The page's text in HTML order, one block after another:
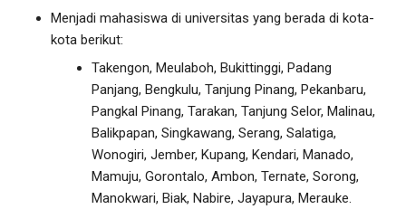
Menjadi mahasiswa di universitas yang berada di kota-
kota berikut:
Takengon, Meulaboh, Bukittinggi, Padang
Panjang, Bengkulu, Tanjung Pinang, Pekanbaru,
Pangkal Pinang, Tarakan, Tanjung Selor, Malinau,
Balikpapan, Singkawang, Serang, Salatiga,
Wonogiri, Jember, Kupang, Kendari, Manado,
Mamuju, Gorontalo, Ambon, Ternate, Sorong,
Manokwari, Biak, Nabire, Jayapura, Merauke.